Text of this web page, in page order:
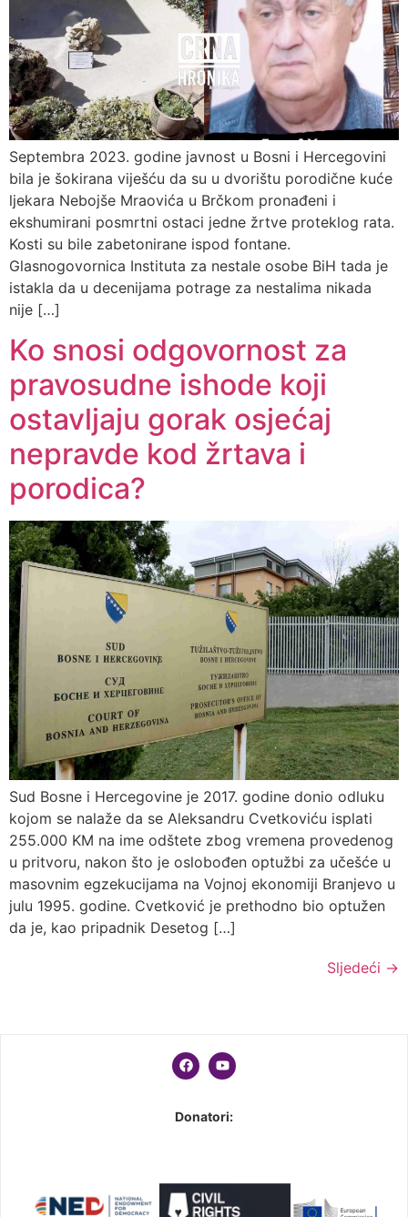
Septembra 2023. godine javnost u Bosni i Hercegovini
bila je šokirana viješću da su u dvorištu porodične kuće
ljekara Nebojše Mraovića u Brčkom pronađeni i
ekshumirani posmrtni ostaci jedne žrtve proteklog rata.
Kosti su bile zabetonirane ispod fontane.
Glasnogovornica Instituta za nestale osobe BiH tada je
istakla da u decenijama potrage za nestalima nikada
nije […]
Ko snosi odgovornost za
pravosudne ishode koji
ostavljaju gorak osjećaj
nepravde kod žrtava i
porodica?
Sud Bosne i Hercegovine je 2017. godine donio odluku
kojom se nalaže da se Aleksandru Cvetkoviću isplati
255.000 KM na ime odštete zbog vremena provedenog
u pritvoru, nakon što je oslobođen optužbi za učešće u
masovnim egzekucijama na Vojnoj ekonomiji Branjevo u
julu 1995. godine. Cvetković je prethodno bio optužen
da je, kao pripadnik Desetog […]
Sljedeći →
Donatori: